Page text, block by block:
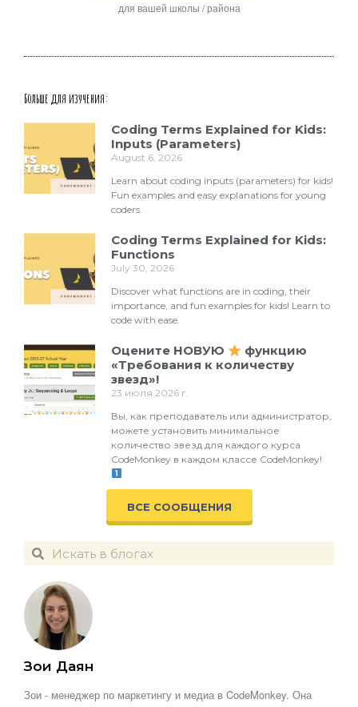
ВСЕ СООБЩЕНИЯ
Зои Даян
Зои - менеджер по маркетингу и медиа в CodeMonkey. Она
для вашей школы / района
Больше для изучения:
Coding Terms Explained for Kids:
Inputs (Parameters)
August 6, 2026
Learn about coding inputs (parameters) for kids!
Fun examples and easy explanations for young
coders.
Coding Terms Explained for Kids:
Functions
July 30, 2026
Discover what functions are in coding, their
importance, and fun examples for kids! Learn to
code with ease.
Оцените НОВУЮ
функцию
«Требования к количеству
звезд»!
23 июля 2026 г.
Вы, как преподаватель или администратор,
можете установить минимальное
количество звезд для каждого курса
CodeMonkey в каждом классе CodeMonkey!